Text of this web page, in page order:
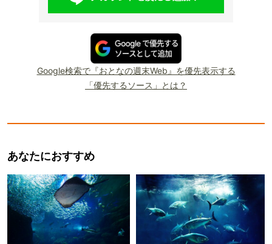
Google検索で『おとなの週末Web』を優先表示する
「優先するソース」とは？
あなたにおすすめ